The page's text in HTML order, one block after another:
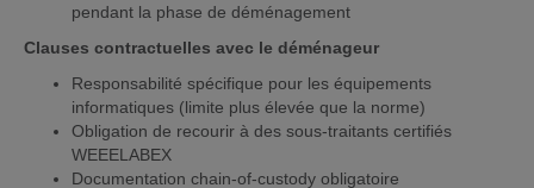
pendant la phase de déménagement
Clauses contractuelles avec le déménageur
Responsabilité spécifique pour les équipements
informatiques (limite plus élevée que la norme)
Obligation de recourir à des sous-traitants certifiés
WEEELABEX
Documentation chain-of-custody obligatoire